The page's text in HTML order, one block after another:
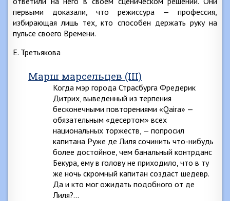
первыми доказали, что режиссура — профессия,
избирающая лишь тех, кто способен держать руку на
пульсе своего Времени.
Е. Третьякова
Марш марсельцев (III)
Когда мэр города Страсбурга Фредерик
Дитрих, выведенный из терпения
бесконечными повторениями «Qaira» —
обязательным «десертом» всех
национальных торжеств, — попросил
капитана Руже де Лиля сочинить что-нибудь
более достойное, чем банальный контрданс
Бекура, ему в голову не приходило, что в ту
же ночь скромный капитан создаст шедевр.
Да и кто мог ожидать подобного от де
Лиля?…